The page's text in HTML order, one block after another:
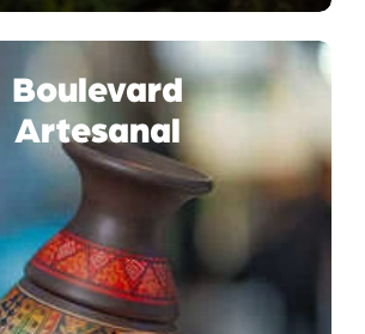
Boulevard
Artesanal